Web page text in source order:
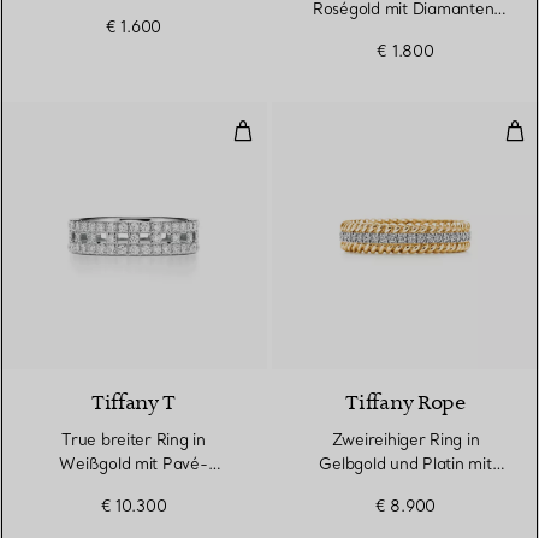
€ 1.600
Roségold mit Diamanten,
€ 1.800
True breiter Ring in Weißgold
Tiffany T
True breiter Ring in
Weißgold mit Pavé-
€ 10.300
Tiffany Rope
Zweireihiger Ring in
Gelbgold und Platin mit
€ 8.900